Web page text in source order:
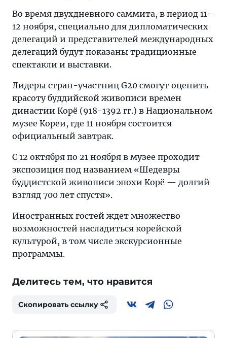
Во время двухдневного саммита, в период 11-
12 ноября, специально для дипломатических
делегаций и представителей международных
делегаций будут показаны традиционные
спектакли и выставки.
Лидеры стран-участниц G20 смогут оценить
красоту буддийской живописи времен
династии Корё (918-1392 гг.) в Национальном
музее Кореи, где 11 ноября состоится
официальный завтрак.
С 12 октября по 21 ноября в музее проходит
экспозиция под названием «Шедевры
буддистской живописи эпохи Корё — долгий
взгляд 700 лет спустя».
Иностранных гостей ждет множество
возможностей насладиться корейской
культурой, в том числе экскурсионные
программы.
Делитесь тем, что нравится
Скопировать ссылку